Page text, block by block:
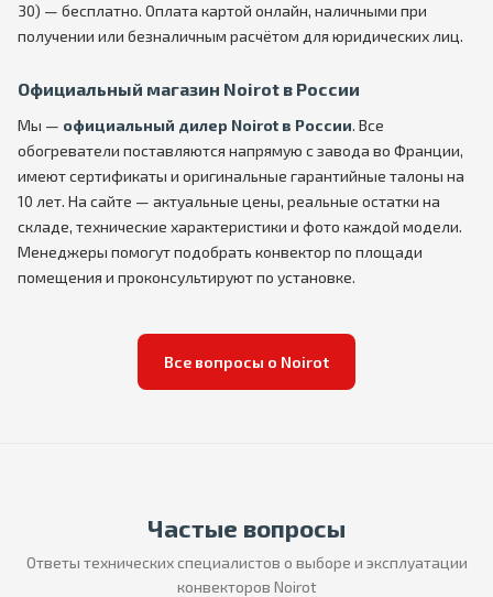
30) — бесплатно. Оплата картой онлайн, наличными при
получении или безналичным расчётом для юридических лиц.
Официальный магазин Noirot в России
Мы — официальный дилер Noirot в России. Все
обогреватели поставляются напрямую с завода во Франции,
имеют сертификаты и оригинальные гарантийные талоны на
10 лет. На сайте — актуальные цены, реальные остатки на
складе, технические характеристики и фото каждой модели.
Менеджеры помогут подобрать конвектор по площади
помещения и проконсультируют по установке.
Все вопросы о Noirot
Частые вопросы
Ответы технических специалистов о выборе и эксплуатации
конвекторов Noirot